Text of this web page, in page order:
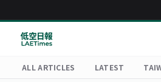
ALL ARTICLES LATEST